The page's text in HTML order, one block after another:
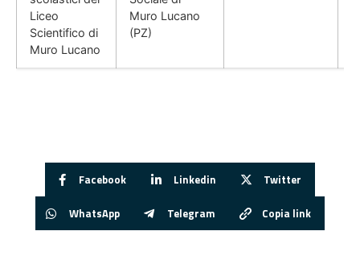
Liceo
Scientifico di
Muro Lucano
Muro Lucano
(PZ)
Facebook Linkedin Twitter
WhatsApp Telegram Copia link